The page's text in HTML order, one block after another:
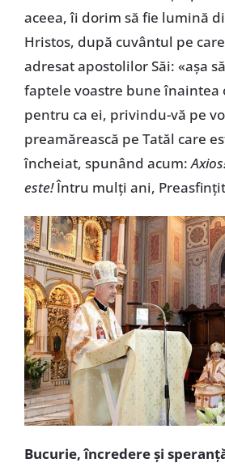
aceea, îi dorim să fie lumină
Hristos, după cuvântul pe
adresat apostolilor Săi: «așa
faptele voastre bune înaintea
pentru ca ei, privindu-vă pe
preamărească pe Tatăl care
încheiat, spunând acum:
este!Întru mulți ani,
Bucurie, încredere și